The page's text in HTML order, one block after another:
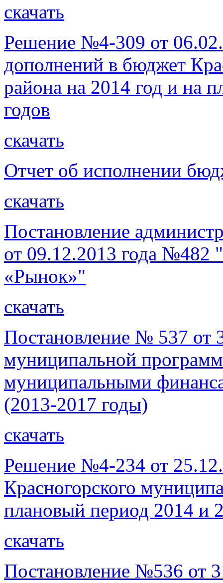
скачать
Решение №4-309 от
дополнений в бюджет
района на 2014 год и на
годов
скачать
Отчет об исполнении
скачать
Постановление
от 09.12.2013 года
«Рынок»"
скачать
Постановление № 537 от
муниципальной
муниципальными
(2013-2017 годы)
скачать
Решение №4-234 от
Красногорского
плановый период 2014 и
скачать
Постановление №536 от